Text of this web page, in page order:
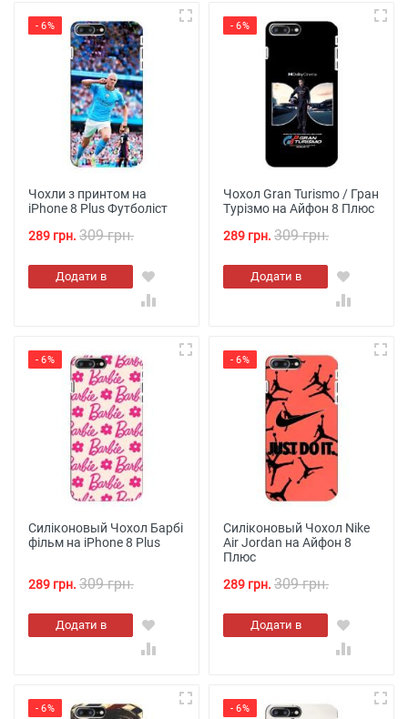
- 6%
Чохли з принтом на
iPhone 8 Plus Футболіст
289 грн. 309 грн.
Додати в
кошик
- 6%
Чохол Gran Turismo / Гран
Турізмо на Айфон 8 Плюс
289 грн. 309 грн.
Додати в
кошик
- 6%
Силіконовый Чохол Барбі
фільм на iPhone 8 Plus
289 грн. 309 грн.
Додати в
кошик
- 6%
Силіконовый Чохол Nike
Air Jordan на Айфон 8
Плюс
289 грн. 309 грн.
Додати в
кошик
- 6% - 6%